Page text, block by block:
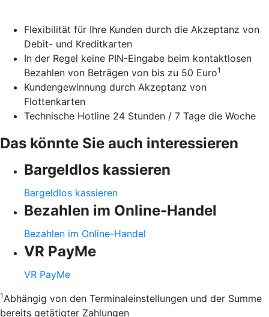
Flexibilität für Ihre Kunden durch die Akzeptanz von
Debit- und Kreditkarten
In der Regel keine PIN-Eingabe beim kontaktlosen
Bezahlen von Beträgen von bis zu 50 Euro1
Kundengewinnung durch Akzeptanz von
Flottenkarten
Technische Hotline 24 Stunden / 7 Tage die Woche
Das könnte Sie auch interessieren
Bargeldlos kassieren
Bargeldlos kassieren
Bezahlen im Online-Handel
Bezahlen im Online-Handel
VR PayMe
VR PayMe
1Abhängig von den Terminaleinstellungen und der Summe
bereits getätigter Zahlungen